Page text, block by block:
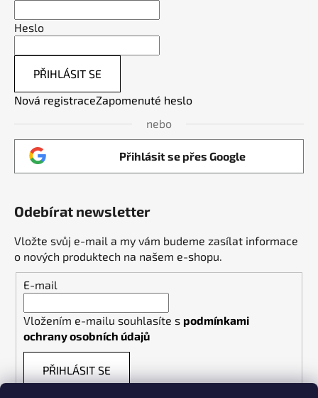
Heslo
PŘIHLÁSIT SE
Nová registraceZapomenuté heslo
nebo
Přihlásit se přes Google
Odebírat newsletter
Vložte svůj e-mail a my vám budeme zasílat informace
o nových produktech na našem e-shopu.
E-mail
Vložením e-mailu souhlasíte s podmínkami
ochrany osobních údajů
PŘIHLÁSIT SE